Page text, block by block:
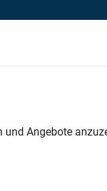
SalesAngebote